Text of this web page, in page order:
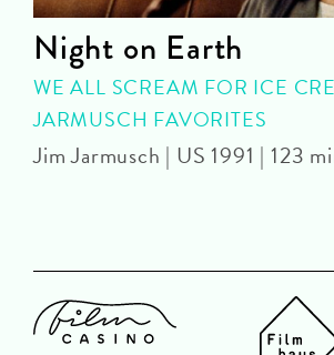
Night on Earth
WE ALL SCREAM FOR ICE
JARMUSCH FAVORITES
Jim Jarmusch | US 1991 | 123